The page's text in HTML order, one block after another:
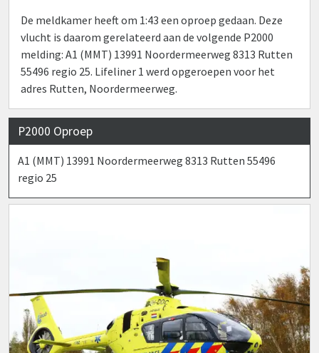
De meldkamer heeft om 1:43 een oproep gedaan. Deze
vlucht is daarom gerelateerd aan de volgende P2000
melding: A1 (MMT) 13991 Noordermeerweg 8313 Rutten
55496 regio 25. Lifeliner 1 werd opgeroepen voor het
adres Rutten, Noordermeerweg.
P2000 Oproep
A1 (MMT) 13991 Noordermeerweg 8313 Rutten 55496
regio 25